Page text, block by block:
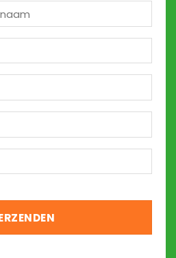
Naam
*
mailadres
*
*
*